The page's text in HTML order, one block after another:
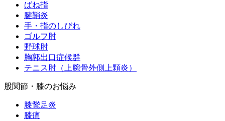
ばね指
腱鞘炎
手・指のしびれ
ゴルフ肘
野球肘
胸郭出口症候群
テニス肘（上腕骨外側上顆炎）
股関節・膝のお悩み
膝鵞足炎
膝痛